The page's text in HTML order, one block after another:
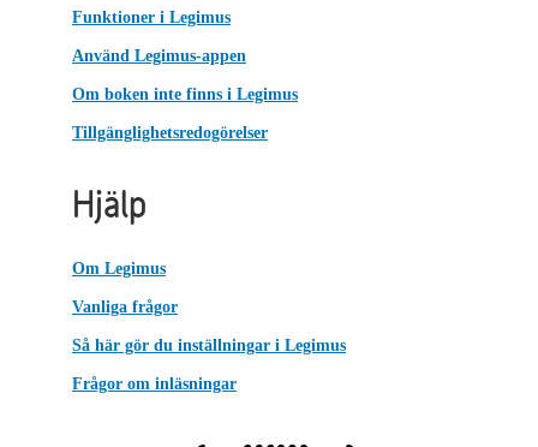
Funktioner i Legimus
Använd Legimus-appen
Om boken inte finns i Legimus
Tillgänglighetsredogörelser
Hjälp
Om Legimus
Vanliga frågor
Så här gör du inställningar i Legimus
Frågor om inläsningar